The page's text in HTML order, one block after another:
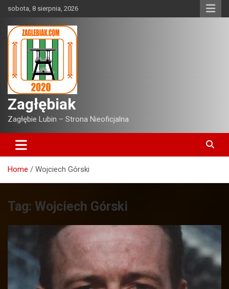
content
sobota, 8 sierpnia, 2026
Zagłębiak
Zagłębie Lubin – Strona Nieoficjalna
Home Wojciech Górski
Tag: Wojciech Górski